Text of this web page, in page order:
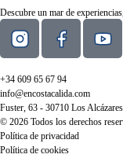
Descubre un mar de
+34 609 65 67 94
info@encostacalida.com
Fuster, 63 - 30710 Los
© 2026 Todos los derechos
Política de privacidad
Política de cookies